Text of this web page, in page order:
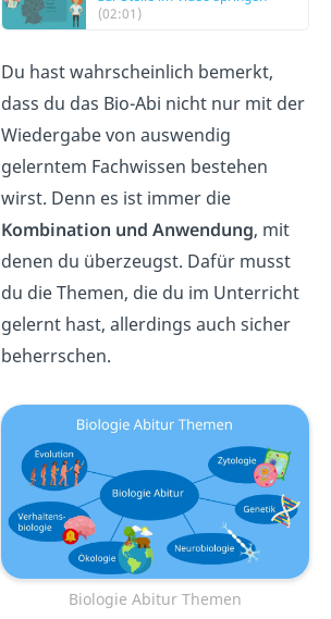
(02:01)
Du hast wahrscheinlich bemerkt,
dass du das Bio-Abi nicht nur mit der
Wiedergabe von auswendig
gelerntem Fachwissen bestehen
wirst. Denn es ist immer die
Kombination und Anwendung, mit
denen du überzeugst. Dafür musst
du die Themen, die du im Unterricht
gelernt hast, allerdings auch sicher
beherrschen.
Biologie Abitur Themen